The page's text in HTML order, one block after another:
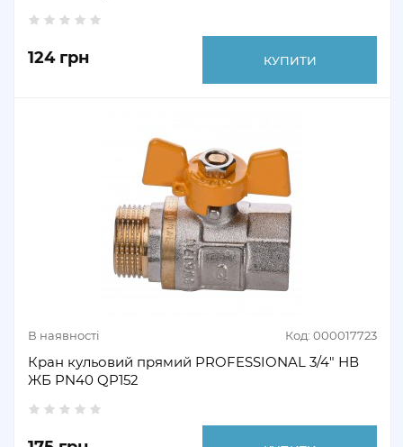
124 грн КУПИТИ
В наявності Код: 000017723
Кран кульовий прямий PROFESSIONAL 3/4" НВ
ЖБ PN40 QP152